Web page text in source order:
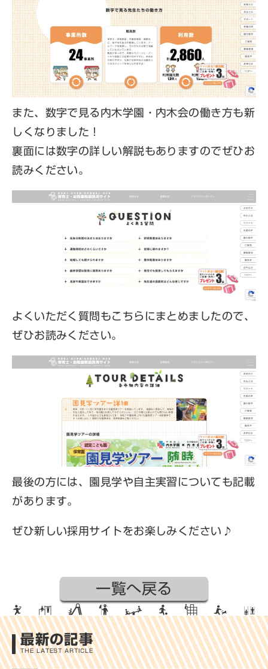
また、数字で見る内木学園・内木会の働き方も新
しくなりました！
裏面には数字の詳しい解説もありますのでぜひお
読みください。
よくいただく質問もこちらにまとめましたので、
ぜひお読みください。
最後の方には、園見学や自主実習についても記載
があります。
ぜひ新しい採用サイトをお楽しみください♪
一覧へ戻る
最新の記事
THE LATEST ARTICLE